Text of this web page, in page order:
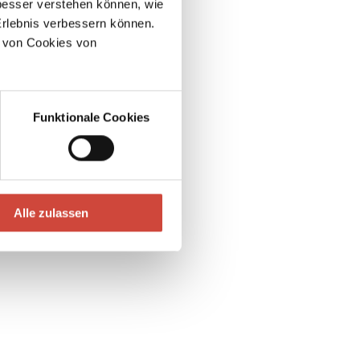
verstehen können, wie
verbessern können.
Cookies von
Funktionale Cookies
Alle zulassen